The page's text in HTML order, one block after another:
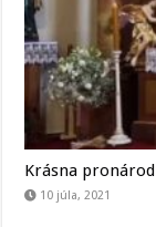
Krásna
10 júla, 2021